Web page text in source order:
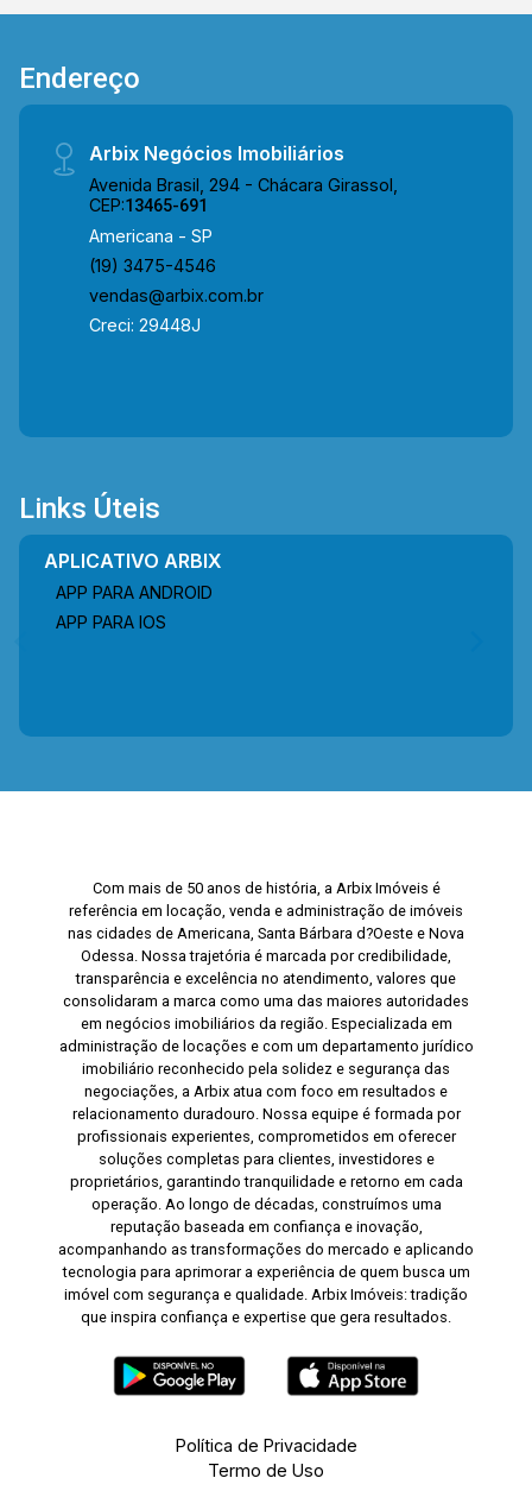
padarias, restaurantes, praças e diversos
serviços essenciais, oferecendo praticidade e
comodidade para o dia a dia. Entre em contato
com a equipe da Arbix Imóveis e agende a sua
visita!! WhatsApp e Telefone: (19) 3475-4546
Endereço
Arbix Negócios Imobiliários
Avenida Brasil, 294 - Chácara Girassol,
CEP:13465-691
Americana - SP
(19) 3475-4546
vendas@arbix.com.br
Creci: 29448J
Links Úteis
APLICATIVO ARBIX
APP PARA ANDROID
APP PARA IOS
Com mais de 50 anos de história, a Arbix Imóveis é
referência em locação, venda e administração de imóveis
nas cidades de Americana, Santa Bárbara d?Oeste e Nova
Odessa. Nossa trajetória é marcada por credibilidade,
transparência e excelência no atendimento, valores que
consolidaram a marca como uma das maiores autoridades
em negócios imobiliários da região. Especializada em
administração de locações e com um departamento jurídico
imobiliário reconhecido pela solidez e segurança das
negociações, a Arbix atua com foco em resultados e
relacionamento duradouro. Nossa equipe é formada por
profissionais experientes, comprometidos em oferecer
soluções completas para clientes, investidores e
proprietários, garantindo tranquilidade e retorno em cada
operação. Ao longo de décadas, construímos uma
reputação baseada em confiança e inovação,
acompanhando as transformações do mercado e aplicando
tecnologia para aprimorar a experiência de quem busca um
imóvel com segurança e qualidade. Arbix Imóveis: tradição
que inspira confiança e expertise que gera resultados.
Política de Privacidade
Termo de Uso